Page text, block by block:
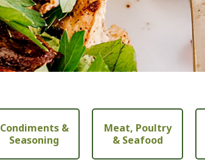
Condiments &
Seasoning
Meat, Poultry
& Seafood